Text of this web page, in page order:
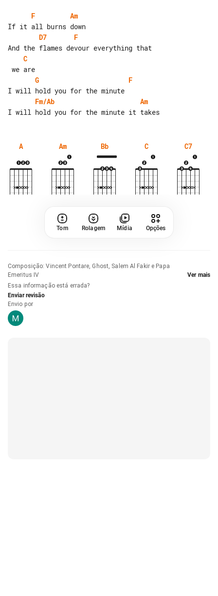
F
Am
D7
F
C
G
F
Fm/Ab
Am
A Am Bb C C7
Tom Rolagem Mídia Opções
Composição:Vincent Pontare, Ghost, Salem Al Fakir e Papa
Emeritus IV
Ver mais
Essa informação está errada?
Enviar revisão
Envio por